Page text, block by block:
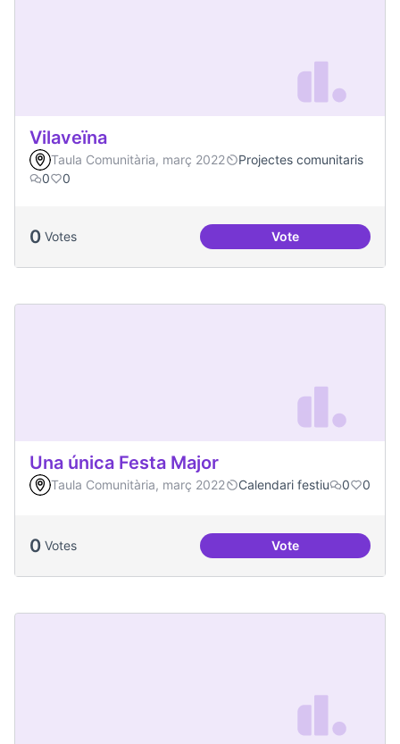
Vilaveïna
Taula Comunitària, març 2022
Projectes comunitaris
0
0
0 Votes VoteVilaveïna
Una única Festa Major
Taula Comunitària, març 2022 Calendari festiu 0 0
0 Votes VoteUna única Festa